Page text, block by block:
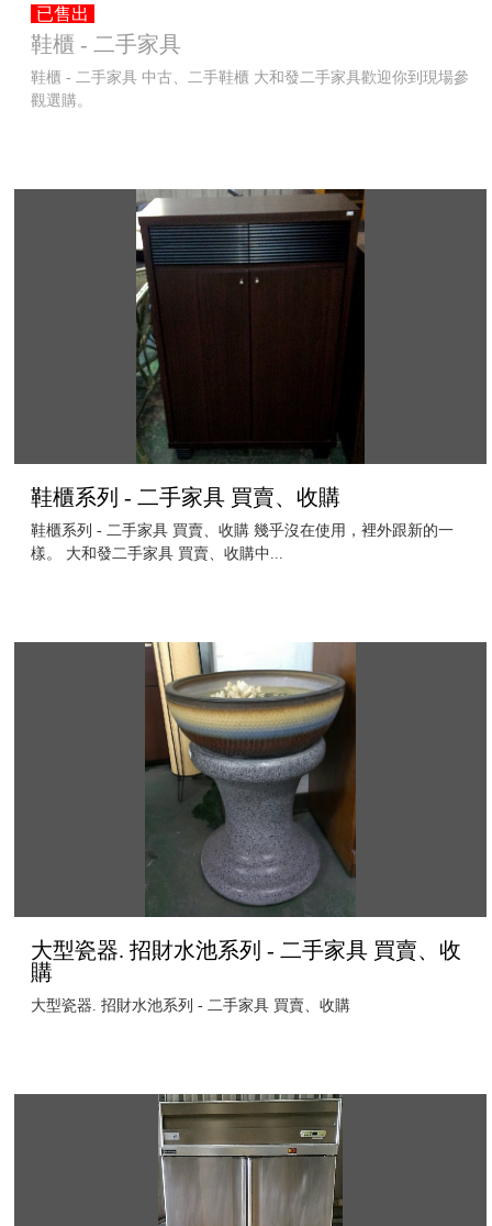
已售出
鞋櫃 - 二手家具
鞋櫃 - 二手家具 中古、二手鞋櫃 大和發二手家具歡迎你到現場參
觀選購。
鞋櫃系列 - 二手家具 買賣、收購
鞋櫃系列 - 二手家具 買賣、收購 幾乎沒在使用，裡外跟新的一
樣。 大和發二手家具 買賣、收購中...
大型瓷器. 招財水池系列 - 二手家具 買賣、收
購
大型瓷器. 招財水池系列 - 二手家具 買賣、收購